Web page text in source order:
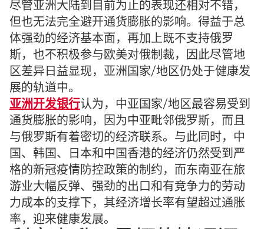
尽管亚洲大陆到目前为止的表现还相对不错，
但也无法完全避开通货膨胀的影响。得益于总
体强劲的经济基本面，再加上既不支持俄罗
斯，也不积极参与欧美对俄制裁，因此尽管地
区差异日益显现，亚洲国家/地区仍处于健康发
展的轨道中。
亚洲开发银行认为，中亚国家/地区最容易受到
通货膨胀的影响，因为中亚毗邻俄罗斯，而且
与俄罗斯有着密切的经济联系。与此同时，中
国、韩国、日本和中国香港的经济仍然受到严
格的新冠疫情防控政策的制约，而东南亚在旅
游业大幅反弹、强劲的出口和有竞争力的劳动
力成本的支撑下，其经济增长率有望超过通胀
率，迎来健康发展。